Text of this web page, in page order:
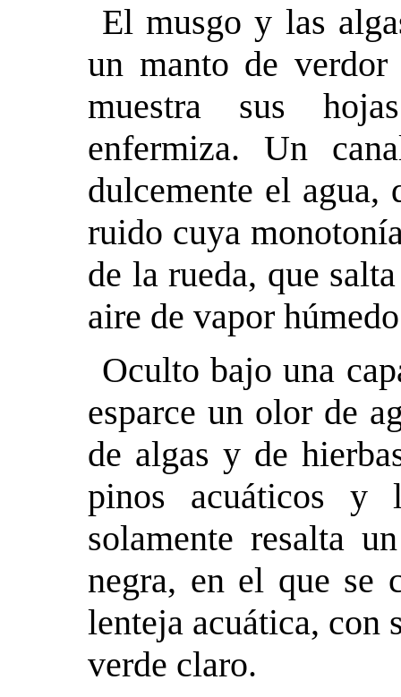
El musgo y las
un manto de
muestra sus
enfermiza. Un
dulcemente el agua,
ruido cuya
de la rueda, que
aire de vapor
Oculto bajo una
esparce un olor de
de algas y de
pinos acuáticos y
solamente resalta
negra, en el que se
lenteja acuática, con
verde claro.